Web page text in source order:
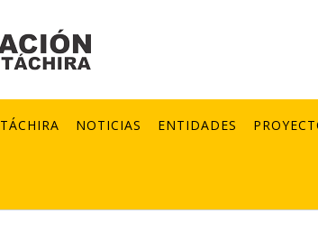
TÁCHIRA NOTICIAS ENTIDADES